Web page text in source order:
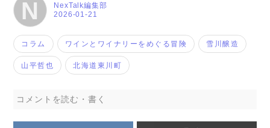
N 2026-01-21
NexTalk編集部
コラム ワインとワイナリーをめぐる冒険 雪川醸造
山平哲也 北海道東川町
コメントを読む・書く